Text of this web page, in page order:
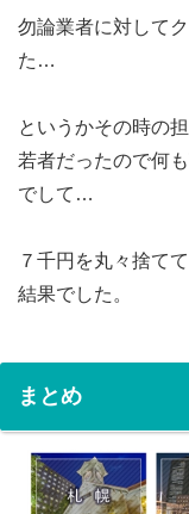
勿論業者に対して
た…
というかその時の
若者だったので何
でして…
７千円を丸々捨て
結果でした。
まとめ